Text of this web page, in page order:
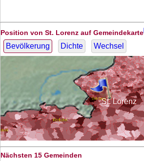
Position von St. Lorenz auf Gemeindekarte
Bevölkerung Dichte Wechsel
St. Lorenz
Nächsten 15 Gemeinden